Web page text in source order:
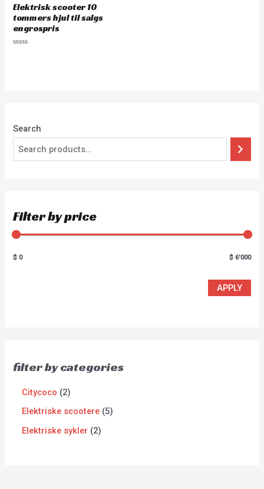
Search
Filter by price
$ 0 $ 6'000
APPLY
filter by categories
Citycoco
2
Elektriske scootere 5
Elektriske sykler
2
Elektrisk scooter 10
tommers hjul til salgs
engrospris